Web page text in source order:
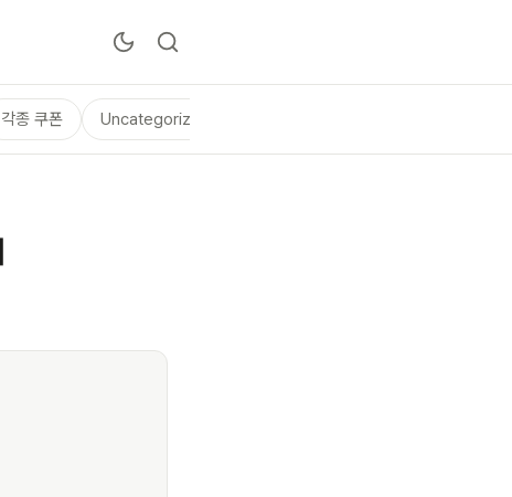
각종 쿠폰 Uncategorized